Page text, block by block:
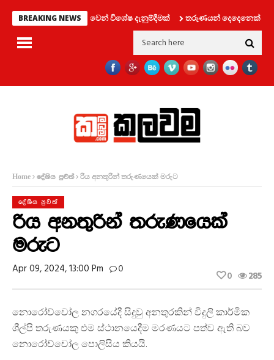
BREAKING NEWS
දෙපාර්තමේන්තුවෙන් විශේෂ දැනුම්දීමක් තරුණයන් දෙදෙනෙක් සමග
Home දේශිය පුවත් රිය අනතුරින් තරුණයෙක් මරුට
දේශිය පුවත්
රිය අනතුරින් තරුණයෙක්
මරුට
Apr 09, 2024, 13:00 Pm 0 285
0
නොරෝච්චෝල නගරයේදී සිදුවු අනතුරකින් විදුලි කාර්මික
ශීල්පි තරුණයකු එම ස්ථානයෙදීම මරණයට පත්ව ඇති බව
නොරෝච්චෝල පොලිසිය කියයි.